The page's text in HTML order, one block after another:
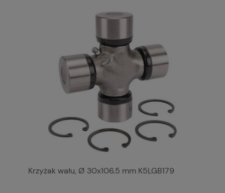
Krzyżak wału, Ø 30x106.5 mm K5LGB179